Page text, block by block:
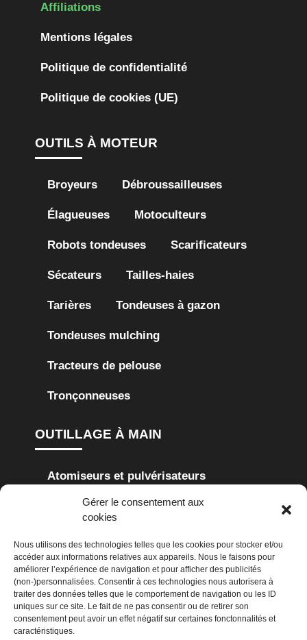
Gérer le consentement aux
cookies
Nous utilisons des technologies telles que les cookies pour stocker et/ou
accéder aux informations relatives aux appareils. Nous le faisons pour
améliorer l’expérience de navigation et pour afficher des publicités
(non-)personnalisées. Consentir à ces technologies nous autorisera à
traiter des données telles que le comportement de navigation ou les ID
uniques sur ce site. Le fait de ne pas consentir ou de retirer son
consentement peut avoir un effet négatif sur certaines fonctonnalités et
caractéristiques.
Affiliations
Mentions légales
Politique de confidentialité
Politique de cookies (UE)
OUTILS À MOTEUR
Broyeurs Débroussailleuses
Élagueuses Motoculteurs
Robots tondeuses Scarificateurs
Sécateurs Tailles-haies
Tarières Tondeuses à gazon
Tondeuses mulching
Tracteurs de pelouse
Tronçonneuses
OUTILLAGE À MAIN
Atomiseurs et pulvérisateurs
Cisailles à haie Cisailles à gazon
Secoueurs
NETTOYAGE